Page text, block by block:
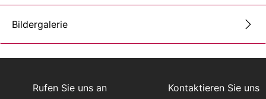
Bildergalerie
Rufen Sie uns an Kontaktieren Sie uns